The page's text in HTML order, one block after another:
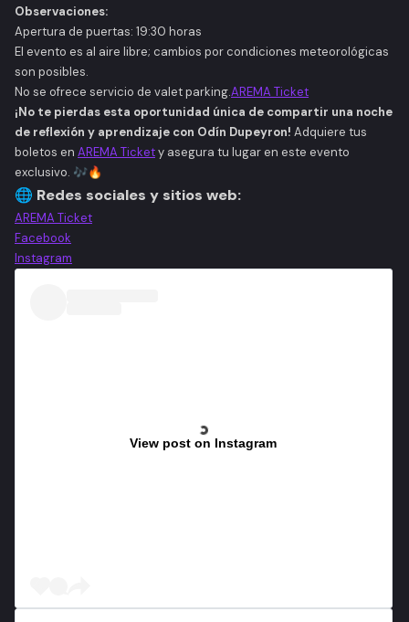
Observaciones:
Apertura de puertas: 19:30 horas
El evento es al aire libre; cambios por condiciones meteorológicas
son posibles.​
No se ofrece servicio de valet parking.​AREMA Ticket
¡No te pierdas esta oportunidad única de compartir una noche
de reflexión y aprendizaje con Odín Dupeyron! Adquiere tus
boletos en AREMA Tickety asegura tu lugar en este evento
exclusivo. 🎶🔥
🌐 Redes sociales y sitios web:
AREMA Ticket
Facebook
Instagram
View post on Instagram